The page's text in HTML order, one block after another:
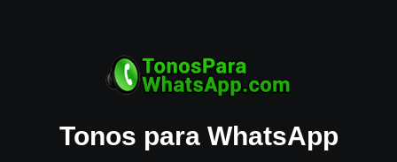
Tonos para WhatsApp